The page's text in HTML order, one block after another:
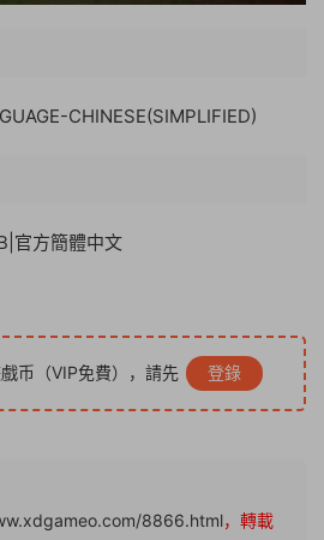
CHINESE(SIMPLIFIED)
官方簡體中文
币（VIP免費），請先 登錄
8866.html，轉載